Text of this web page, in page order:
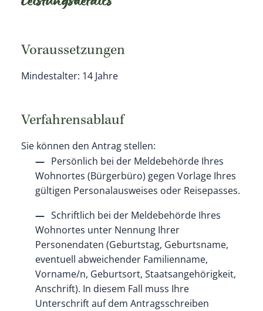
Voraussetzungen
Mindestalter: 14 Jahre
Verfahrensablauf
Sie können den Antrag stellen:
Persönlich bei der Meldebehörde Ihres
Wohnortes (Bürgerbüro) gegen Vorlage Ihres
gültigen Personalausweises oder Reisepasses.
Schriftlich bei der Meldebehörde Ihres
Wohnortes unter Nennung Ihrer
Personendaten (Geburtstag, Geburtsname,
eventuell abweichender Familienname,
Vorname/n, Geburtsort, Staatsangehörigkeit,
Anschrift). In diesem Fall muss Ihre
Unterschrift auf dem Antragsschreiben